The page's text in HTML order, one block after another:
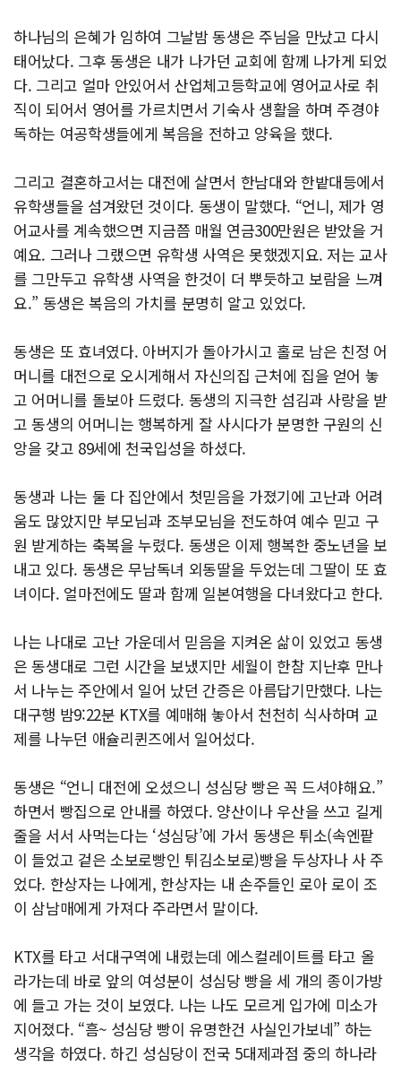
하나님의 은혜가 임하여 그날밤 동생은 주님을 만났고 다시
태어났다. 그후 동생은 내가 나가던 교회에 함께 나가게 되었
다. 그리고 얼마 안있어서 산업체고등학교에 영어교사로 취
직이 되어서 영어를 가르치면서 기숙사 생활을 하며 주경야
독하는 여공학생들에게 복음을 전하고 양육을 했다.
그리고 결혼하고서는 대전에 살면서 한남대와 한밭대등에서
유학생들을 섬겨왔던 것이다. 동생이 말했다. “언니, 제가 영
어교사를 계속했으면 지금쯤 매월 연금300만원은 받았을 거
예요. 그러나 그랬으면 유학생 사역은 못했겠지요. 저는 교사
를 그만두고 유학생 사역을 한것이 더 뿌듯하고 보람을 느껴
요.” 동생은 복음의 가치를 분명히 알고 있었다.
동생은 또 효녀였다. 아버지가 돌아가시고 홀로 남은 친정 어
머니를 대전으로 오시게해서 자신의집 근처에 집을 얻어 놓
고 어머니를 돌보아 드렸다. 동생의 지극한 섬김과 사랑을 받
고 동생의 어머니는 행복하게 잘 사시다가 분명한 구원의 신
앙을 갖고 89세에 천국입성을 하셨다.
동생과 나는 둘 다 집안에서 첫믿음을 가졌기에 고난과 어려
움도 많았지만 부모님과 조부모님을 전도하여 예수 믿고 구
원 받게하는 축복을 누렸다. 동생은 이제 행복한 중노년을 보
내고 있다. 동생은 무남독녀 외동딸을 두었는데 그딸이 또 효
녀이다. 얼마전에도 딸과 함께 일본여행을 다녀왔다고 한다.
나는 나대로 고난 가운데서 믿음을 지켜온 삶이 있었고 동생
은 동생대로 그런 시간을 보냈지만 세월이 한참 지난후 만나
서 나누는 주안에서 일어 났던 간증은 아름답기만했다. 나는
대구행 밤9:22분 KTX를 예매해 놓아서 천천히 식사하며 교
제를 나누던 애슐리퀸즈에서 일어섰다.
동생은 “언니 대전에 오셨으니 성심당 빵은 꼭 드셔야해요.”
하면서 빵집으로 안내를 하였다. 양산이나 우산을 쓰고 길게
줄을 서서 사먹는다는 ‘성심당’에 가서 동생은 튀소(속엔팥
이 들었고 겉은 소보로빵인 튀김소보로)빵을 두상자나 사 주
었다. 한상자는 나에게, 한상자는 내 손주들인 로아 로이 조
이 삼남매에게 가져다 주라면서 말이다.
KTX를 타고 서대구역에 내렸는데 에스컬레이트를 타고 올
라가는데 바로 앞의 여성분이 성심당 빵을 세 개의 종이가방
에 들고 가는 것이 보였다. 나는 나도 모르게 입가에 미소가
지어졌다. “흠~ 성심당 빵이 유명한건 사실인가보네” 하는
생각을 하였다. 하긴 성심당이 전국 5대제과점 중의 하나라